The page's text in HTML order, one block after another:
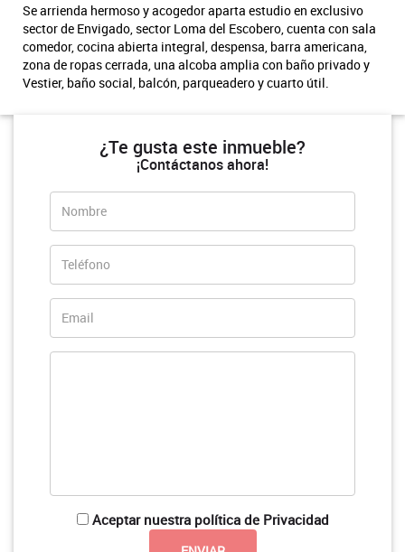
Se arrienda hermoso y acogedor aparta estudio en exclusivo
sector de Envigado, sector Loma del Escobero, cuenta con sala
comedor, cocina abierta integral, despensa, barra americana,
zona de ropas cerrada, una alcoba amplia con baño privado y
Vestier, baño social, balcón, parqueadero y cuarto útil.
¿Te gusta este inmueble?
¡Contáctanos ahora!
Aceptar nuestra política de Privacidad